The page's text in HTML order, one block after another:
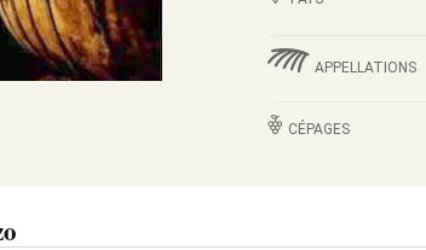
APPELLATIONS
CÉPAGES